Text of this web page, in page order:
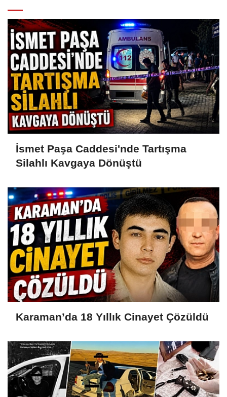
İsmet Paşa Caddesi'nde Tartışma
Silahlı Kavgaya Dönüştü
Karaman’da 18 Yıllık Cinayet Çözüldü